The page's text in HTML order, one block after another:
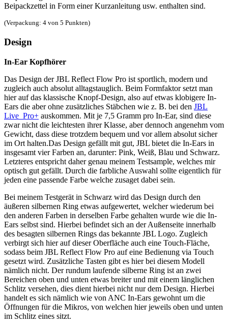
Beipackzettel in Form einer Kurzanleitung usw. enthalten sind.
(Verpackung: 4 von 5 Punkten)
Design
In-Ear Kopfhörer
Das Design der JBL Reflect Flow Pro ist sportlich, modern und
zugleich auch absolut alltagstauglich. Beim Formfaktor setzt man
hier auf das klassische Knopf-Design, also auf etwas klobigere In-
Ears die aber ohne zusätzliches Stäbchen wie z. B. bei den JBL
Live Pro+ auskommen. Mit je 7,5 Gramm pro In-Ear, sind diese
zwar nicht die leichtesten ihrer Klasse, aber dennoch angenehm vom
Gewicht, dass diese trotzdem bequem und vor allem absolut sicher
im Ort halten.Das Design gefällt mit gut, JBL bietet die In-Ears in
insgesamt vier Farben an, darunter: Pink, Weiß, Blau und Schwarz.
Letzteres entspricht daher genau meinem Testsample, welches mir
optisch gut gefällt. Durch die farbliche Auswahl sollte eigentlich für
jeden eine passende Farbe welche zusaget dabei sein.
Bei meinem Testgerät in Schwarz wird das Design durch den
äußeren silbernen Ring etwas aufgewertet, welcher wiederum bei
den anderen Farben in derselben Farbe gehalten wurde wie die In-
Ears selbst sind. Hierbei befindet sich an der Außenseite innerhalb
des besagten silbernen Rings das bekannte JBL Logo. Zugleich
verbirgt sich hier auf dieser Oberfläche auch eine Touch-Fläche,
sodass beim JBL Reflect Flow Pro auf eine Bedienung via Touch
gesetzt wird. Zusätzliche Tasten gibt es hier bei diesem Modell
nämlich nicht. Der rundum laufende silberne Ring ist an zwei
Bereichen oben und unten etwas breiter und mit einem länglichen
Schlitz versehen, dies dient hierbei nicht nur dem Design. Hierbei
handelt es sich nämlich wie von ANC In-Ears gewohnt um die
Öffnungen für die Mikros, von welchen hier jeweils oben und unten
im Schlitz eines sitzt.